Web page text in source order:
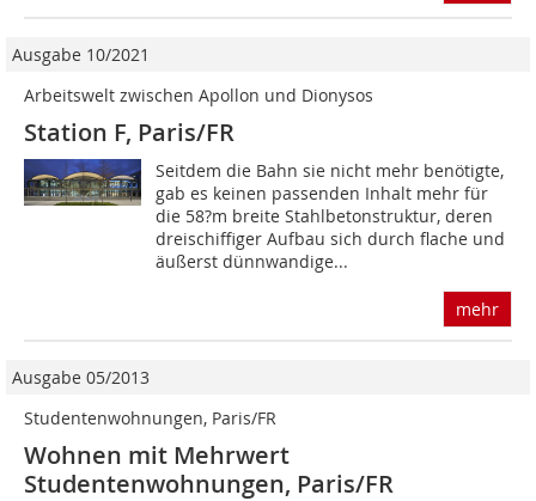
Ausgabe 10/2021
Arbeitswelt zwischen Apollon und Dionysos
Station F, Paris/FR
Seitdem die Bahn sie nicht mehr benötigte,
gab es keinen passenden Inhalt mehr für
die 58?m breite Stahlbetonstruktur, deren
dreischiffiger Aufbau sich durch flache und
äußerst dünnwandige...
mehr
Ausgabe 05/2013
Studentenwohnungen, Paris/FR
Wohnen mit Mehrwert
Studentenwohnungen, Paris/FR